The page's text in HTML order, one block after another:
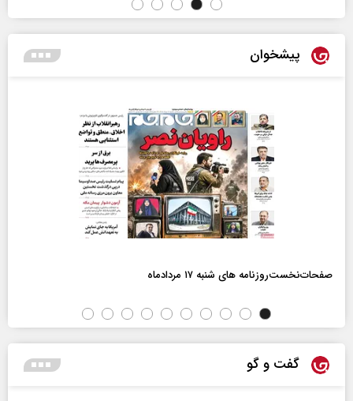
پیشخوان
صفحات‌نخست‌روزنامه ها‌ی شنبه ۱۷ مردادماه
گفت و گو